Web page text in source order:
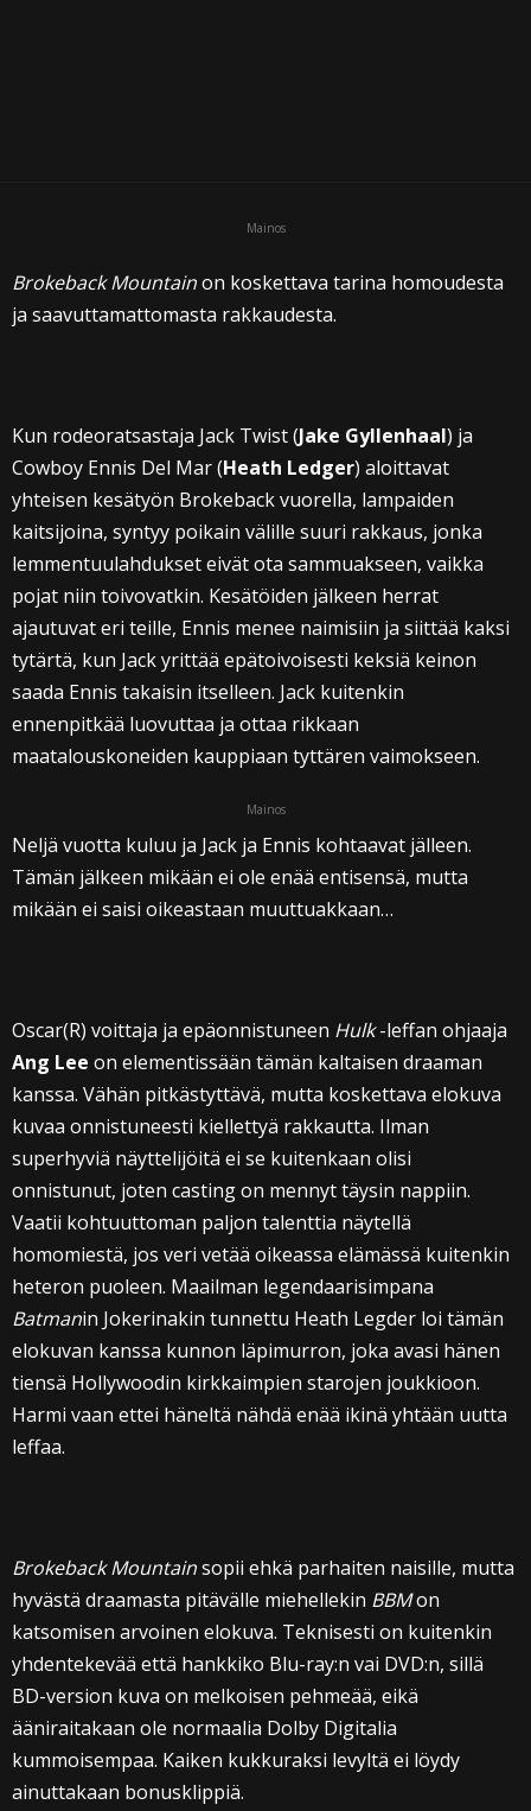
Mainos
Brokeback Mountainon koskettava tarina homoudesta
ja saavuttamattomasta rakkaudesta.
Kun rodeoratsastaja Jack Twist (Jake Gyllenhaal) ja
Cowboy Ennis Del Mar (Heath Ledger) aloittavat
yhteisen kesätyön Brokeback vuorella, lampaiden
kaitsijoina, syntyy poikain välille suuri rakkaus, jonka
lemmentuulahdukset eivät ota sammuakseen, vaikka
pojat niin toivovatkin. Kesätöiden jälkeen herrat
ajautuvat eri teille, Ennis menee naimisiin ja siittää kaksi
tytärtä, kun Jack yrittää epätoivoisesti keksiä keinon
saada Ennis takaisin itselleen. Jack kuitenkin
ennenpitkää luovuttaa ja ottaa rikkaan
maatalouskoneiden kauppiaan tyttären vaimokseen.
Mainos
Neljä vuotta kuluu ja Jack ja Ennis kohtaavat jälleen.
Tämän jälkeen mikään ei ole enää entisensä, mutta
mikään ei saisi oikeastaan muuttuakkaan…
Oscar(R) voittaja ja epäonnistuneen Hulk-leffan ohjaaja
Ang Lee on elementissään tämän kaltaisen draaman
kanssa. Vähän pitkästyttävä, mutta koskettava elokuva
kuvaa onnistuneesti kiellettyä rakkautta. Ilman
superhyviä näyttelijöitä ei se kuitenkaan olisi
onnistunut, joten casting on mennyt täysin nappiin.
Vaatii kohtuuttoman paljon talenttia näytellä
homomiestä, jos veri vetää oikeassa elämässä kuitenkin
heteron puoleen. Maailman legendaarisimpana
Batmanin Jokerinakin tunnettu Heath Legder loi tämän
elokuvan kanssa kunnon läpimurron, joka avasi hänen
tiensä Hollywoodin kirkkaimpien starojen joukkioon.
Harmi vaan ettei häneltä nähdä enää ikinä yhtään uutta
leffaa.
Brokeback Mountainsopii ehkä parhaiten naisille, mutta
hyvästä draamasta pitävälle miehellekin BBMon
katsomisen arvoinen elokuva. Teknisesti on kuitenkin
yhdentekevää että hankkiko Blu-ray:n vai DVD:n, sillä
BD-version kuva on melkoisen pehmeää, eikä
ääniraitakaan ole normaalia Dolby Digitalia
kummoisempaa. Kaiken kukkuraksi levyltä ei löydy
ainuttakaan bonusklippiä.